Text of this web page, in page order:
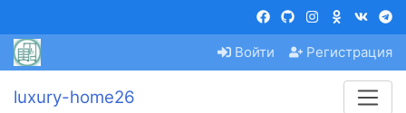
Войти Регистрация
luxury-home26